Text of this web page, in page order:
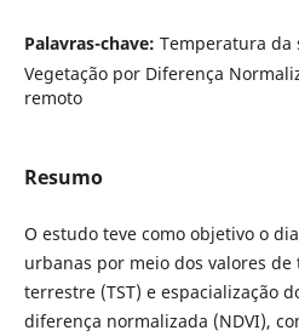
Palavras-chave: Temperatura
Vegetação por Diferença
remoto
Resumo
O estudo teve como objetivo o
urbanas por meio dos valores
terrestre (TST) e espacialização
diferença normalizada (NDVI),